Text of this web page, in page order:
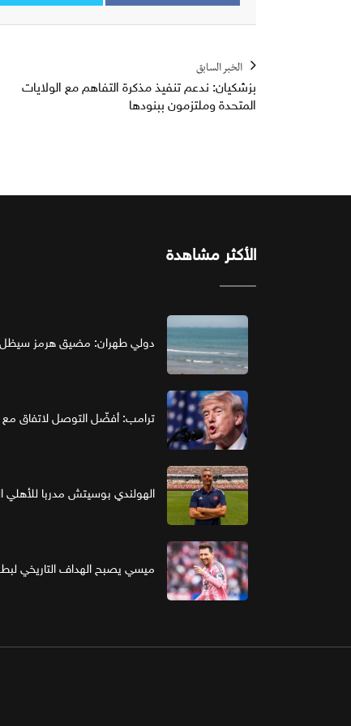
الخبر السابق
بزشكيان: ندعم تنفيذ مذكرة التفاهم مع الولايات
المتحدة وملتزمون ببنودها
الأكثر مشاهدة
دولي طهران: مضيق هرمز سيظل
ترامب: أفضّل التوصل لاتفاق مع
الهولندي بوسيتش مدربا
ميسي يصبح الهداف التاريخي